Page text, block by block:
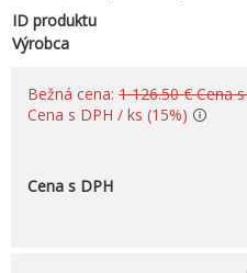
ID produktu
Výrobca
Bežná cena: 1 126.50 € Cena
Cena s DPH / ks (15%)
Cena s DPH